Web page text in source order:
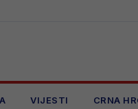
VIJESTI CRNA